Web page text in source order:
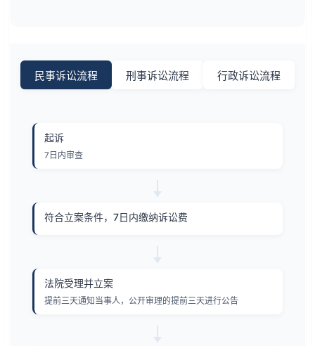
民事诉讼流程 刑事诉讼流程 行政诉讼流程
起诉
7日内审查
符合立案条件，7日内缴纳诉讼费
法院受理并立案
提前三天通知当事人，公开审理的提前三天进行公告